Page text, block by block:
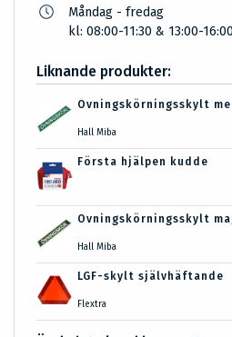
Måndag - fredag
kl: 08:00-11:30 & 13:00-16:00
Liknande produkter:
Övningskörningsskylt
Hall Miba
Första hjälpen kudde
Övningskörningsskylt
Hall Miba
LGF-skylt självhäftande
Flextra